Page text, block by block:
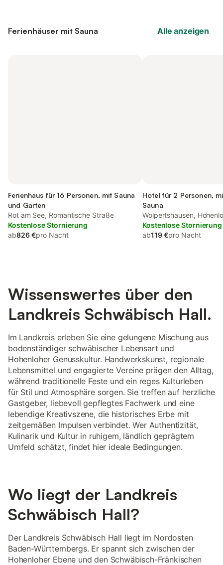
Ferienhäuser mit Sauna Alle anzeigen
Ferienhaus für 16 Personen, mit Sauna
und Garten
Rot am See, Romantische Straße
Kostenlose Stornierung
ab826 €pro Nacht
Hotel für 2 Personen,
Sauna
Wolpertshausen,
Kostenlose Stornierung
ab119 €pro Nacht
Wissenswertes über den
Landkreis Schwäbisch Hall.
Im Landkreis erleben Sie eine gelungene Mischung aus
bodenständiger schwäbischer Lebensart und
Hohenloher Genusskultur. Handwerkskunst, regionale
Lebensmittel und engagierte Vereine prägen den Alltag,
während traditionelle Feste und ein reges Kulturleben
für Stil und Atmosphäre sorgen. Sie treffen auf herzliche
Gastgeber, liebevoll gepflegtes Fachwerk und eine
lebendige Kreativszene, die historisches Erbe mit
zeitgemäßen Impulsen verbindet. Wer Authentizität,
Kulinarik und Kultur in ruhigem, ländlich geprägtem
Umfeld schätzt, findet hier ideale Bedingungen.
Wo liegt der Landkreis
Schwäbisch Hall?
Der Landkreis Schwäbisch Hall liegt im Nordosten
Baden-Württembergs. Er spannt sich zwischen der
Hohenloher Ebene und den Schwäbisch-Fränkischen